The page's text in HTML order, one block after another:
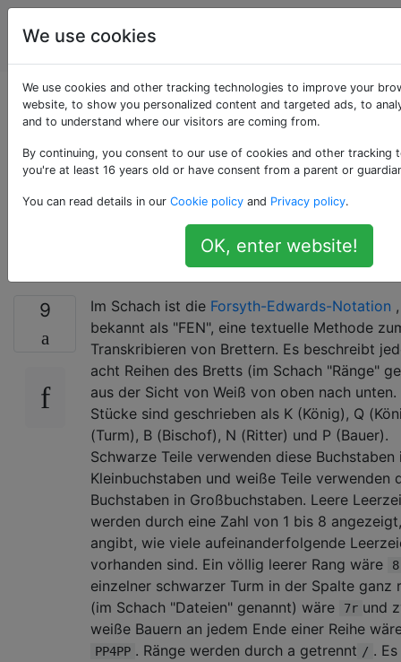
Programmierrätsel
& Code Golf
Konvertieren Sie eine
Forsyth-Edwards-
Notationszeichenfolge
in ASCII-Grafik
9 Im Schach ist die Forsyth-Edwards-Notation
bekannt als "FEN", eine textuelle Methode
Transkribieren von Brettern. Es beschreibt
acht Reihen des Bretts (im Schach "Ränge"
aus der Sicht von Weiß von oben nach unten.
Stücke sind geschrieben als K (König), Q
(Turm), B (Bischof), N (Ritter) und P (Bauer).
Schwarze Teile verwenden diese Buchstaben
Kleinbuchstaben und weiße Teile verwenden
Buchstaben in Großbuchstaben. Leere
werden durch eine Zahl von 1 bis 8
angibt, wie viele aufeinanderfolgende
vorhanden sind. Ein völlig leerer Rang wäre
8
einzelner schwarzer Turm in der Spalte ganz
(im Schach "Dateien" genannt) wäre
7r und
weiße Bauern an jedem Ende einer Reihe
PP4PP . Ränge werden durch a getrennt / .
We use cookies
We use cookies and other tracking technologies to improve your
website, to show you personalized content and targeted ads, to
and to understand where our visitors are coming from.
By continuing, you consent to our use of cookies and other tracking
you're at least 16 years old or have consent from a parent or
You can read details in our Cookie policy and Privacy policy.
OK, enter website!